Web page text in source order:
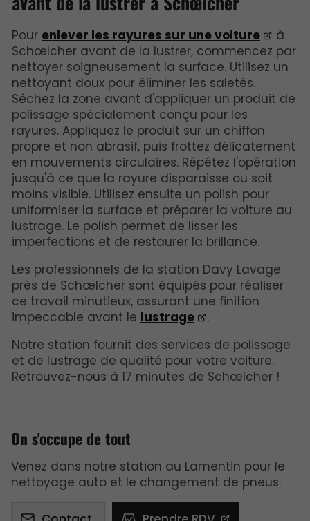
Pour enlever les rayures sur une voiture
à
Schœlcher avant de la lustrer, commencez par
nettoyer soigneusement la surface. Utilisez un
nettoyant doux pour éliminer les saletés.
Séchez la zone avant d'appliquer un produit de
polissage spécialement conçu pour les
rayures. Appliquez le produit sur un chiffon
propre et non abrasif, puis frottez délicatement
en mouvements circulaires. Répétez l'opération
jusqu'à ce que la rayure disparaisse ou soit
moins visible. Utilisez ensuite un polish pour
uniformiser la surface et préparer la voiture au
lustrage. Le polish permet de lisser les
imperfections et de restaurer la brillance.
Les professionnels de la station Davy Lavage
près de Schœlcher sont équipés pour réaliser
ce travail minutieux, assurant une finition
impeccable avant le lustrage
.
Notre station fournit des services de polissage
et de lustrage de qualité pour votre voiture.
Retrouvez-nous à 17 minutes de Schœlcher !
On s'occupe de tout
Venez dans notre station au Lamentin pour le
nettoyage auto et le changement de pneus.